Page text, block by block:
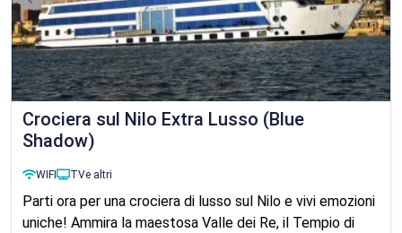
Crociera sul Nilo Extra Lusso (Blue
Shadow)
WIFI TVe altri
Parti ora per una crociera di lusso sul Nilo e vivi emozioni
uniche! Ammira la maestosa Valle dei Re, il Tempio di